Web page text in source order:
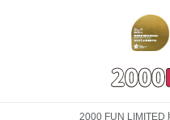
2000 FUN LIMITED